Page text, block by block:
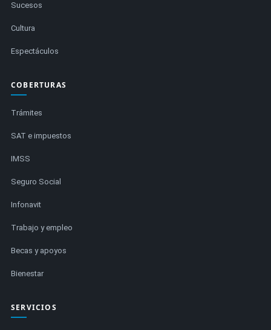
Sucesos
Cultura
Espectáculos
COBERTURAS
Trámites
SAT e impuestos
IMSS
Seguro Social
Infonavit
Trabajo y empleo
Becas y apoyos
Bienestar
SERVICIOS